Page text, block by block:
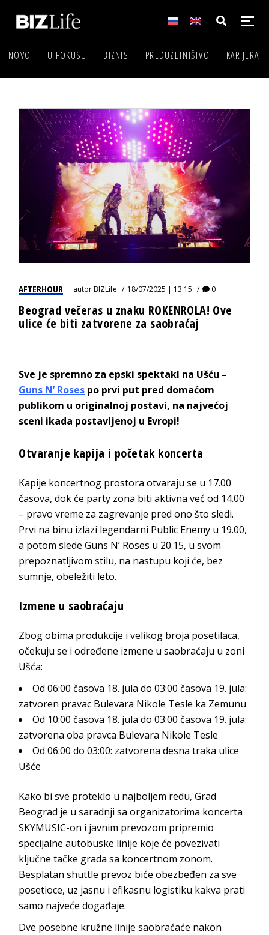
NOVO U FOKUSU BIZNIS PREDUZETNIŠTVO KARIJERA
AFTERHOUR autorBIZLife 18/07/2025 | 13:15 0
Beograd večeras u znaku ROKENROLA! Ove
ulice će biti zatvorene za saobraćaj
Sve je spremno za epski spektakl na Ušću –
Guns N’ Roses po prvi put pred domaćom
publikom u originalnoj postavi, na najvećoj
sceni ikada postavljenoj u Evropi!
Otvaranje kapija i početak koncerta
Kapije koncertnog prostora otvaraju se u 17.00
časova, dok će party zona biti aktivna već od 14.00
– pravo vreme za zagrevanje pred ono što sledi.
Prvi na binu izlazi legendarni Public Enemy u 19.00,
a potom slede Guns N’ Roses u 20.15, u svom
prepoznatljivom stilu, na nastupu koji će, bez
sumnje, obeležiti leto.
Izmene u saobraćaju
Zbog obima produkcije i velikog broja posetilaca,
očekuju se i određene izmene u saobraćaju u zoni
Ušća:
Od 06:00 časova 18. jula do 03:00 časova 19. jula:
zatvoren pravac Bulevara Nikole Tesle ka Zemunu
Od 10:00 časova 18. jula do 03:00 časova 19. jula:
zatvorena oba pravca Bulevara Nikole Tesle
Od 06:00 do 03:00: zatvorena desna traka ulice
Ušće
Kako bi sve proteklo u najboljem redu, Grad
Beograd je u saradnji sa organizatorima koncerta
SKYMUSIC-on i javnim prevozom pripremio
specijalne autobuske linije koje će povezivati
ključne tačke grada sa koncertnom zonom.
Besplatan shuttle prevoz biće obezbeđen za sve
posetioce, uz jasnu i efikasnu logistiku kakva prati
samo najveće događaje.
Dve posebne kružne linije saobraćaće nakon